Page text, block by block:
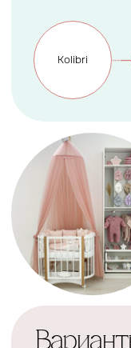
АКСЕССУАРЫ
Бук Паппи
Бук Паппи Плюс
Бук Ника
Мобили
Коконы
Балдахины
Наше производство
Сотрудничество